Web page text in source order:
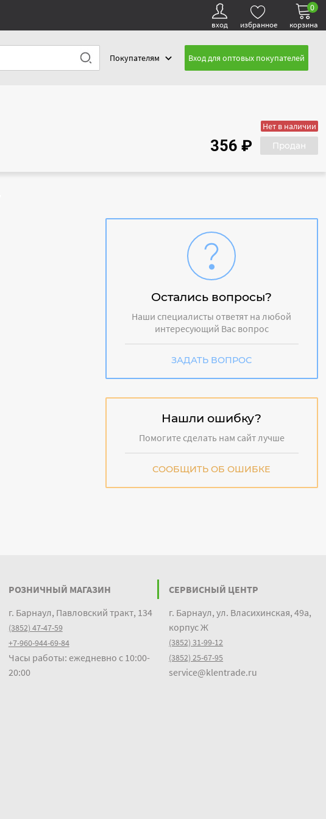
вход избранное корзина
0
Покупателям Вход для оптовых покупателей
Нет в наличии
356 ₽ Продан
Остались вопросы?
Наши специалисты ответят на любой
интересующий Вас вопрос
ЗАДАТЬ ВОПРОС
Нашли ошибку?
Помогите сделать нам сайт лучше
СООБЩИТЬ ОБ ОШИБКЕ
РОЗНИЧНЫЙ МАГАЗИН
г. Барнаул, Павловский тракт, 134
(3852) 47-47-59
+7-960-944-69-84
Часы работы: ежедневно с 10:00-
20:00
СЕРВИСНЫЙ ЦЕНТР
г. Барнаул, ул. Власихинская, 49а,
корпус Ж
(3852) 31-99-12
(3852) 25-67-95
service@klentrade.ru